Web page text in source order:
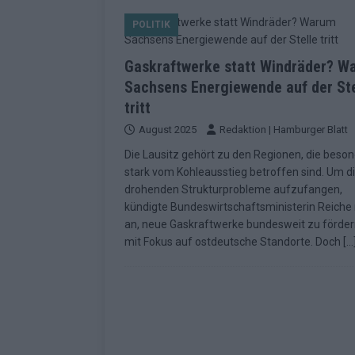
2026 im Überblick
KOMMENTAR
Geschichte der ESC-Wertung
[ Mai 2026 ]
EUROVISION
[ Mai 2026 ] „Unknown“
redaktionellen Urteil
POLITIK
Gaskraftwerke statt Windräder?
Sachsens Energiewende auf der
tritt
August 2025 Redaktion | Hamburger Blatt
Die Lausitz gehört zu den Regionen, die
stark vom Kohleausstieg betroffen sind. Um
drohenden Strukturprobleme aufzufangen,
kündigte Bundeswirtschaftsministerin Reiche
an, neue Gaskraftwerke bundesweit zu
mit Fokus auf ostdeutsche Standorte. Doch